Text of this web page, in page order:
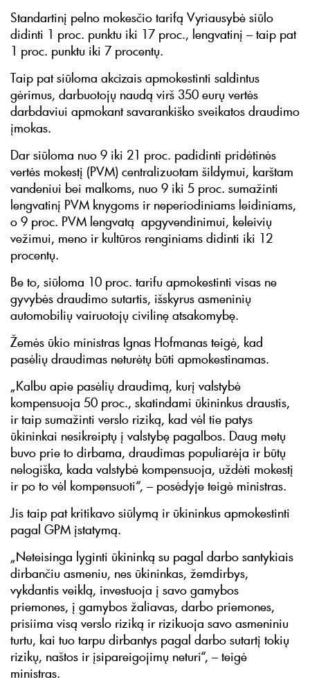
Standartinį pelno mokesčio tarifą Vyriausybė siūlo
didinti 1 proc. punktu iki 17 proc., lengvatinį – taip pat
1 proc. punktu iki 7 procentų.
Taip pat siūloma akcizais apmokestinti saldintus
gėrimus, darbuotojų naudą virš 350 eurų vertės
darbdaviui apmokant savarankiško sveikatos draudimo
įmokas.
Dar siūloma nuo 9 iki 21 proc. padidinti pridėtinės
vertės mokestį (PVM) centralizuotam šildymui, karštam
vandeniui bei malkoms, nuo 9 iki 5 proc. sumažinti
lengvatinį PVM knygoms ir neperiodiniams leidiniams,
o 9 proc. PVM lengvatą apgyvendinimui, keleivių
vežimui, meno ir kultūros renginiams didinti iki 12
procentų.
Be to, siūloma 10 proc. tarifu apmokestinti visas ne
gyvybės draudimo sutartis, išskyrus asmeninių
automobilių vairuotojų civilinę atsakomybę.
Žemės ūkio ministras Ignas Hofmanas teigė, kad
pasėlių draudimas neturėtų būti apmokestinamas.
„Kalbu apie pasėlių draudimą, kurį valstybė
kompensuoja 50 proc., skatindami ūkininkus draustis,
ir taip sumažinti verslo riziką, kad vėl tie patys
ūkininkai nesikreiptų į valstybę pagalbos. Daug metų
buvo prie to dirbama, draudimas populiarėja ir būtų
nelogiška, kada valstybė kompensuoja, uždėti mokestį
ir po to vėl kompensuoti“, – posėdyje teigė ministras.
Jis taip pat kritikavo siūlymą ir ūkininkus apmokestinti
pagal GPM įstatymą.
„Neteisinga lyginti ūkininką su pagal darbo santykiais
dirbančiu asmeniu, nes ūkininkas, žemdirbys,
vykdantis veiklą, investuoja į savo gamybos
priemones, į gamybos žaliavas, darbo priemones,
prisiima visą verslo riziką ir rizikuoja savo asmeniniu
turtu, kai tuo tarpu dirbantys pagal darbo sutartį tokių
rizikų, naštos ir įsipareigojimų neturi“, – teigė
ministras.